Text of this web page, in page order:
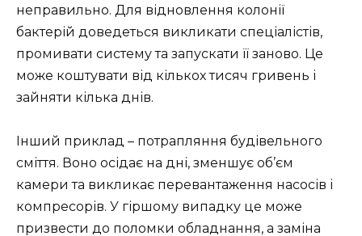
неправильно. Для відновлення колонії
бактерій доведеться викликати спеціалістів,
промивати систему та запускати її заново. Це
може коштувати від кількох тисяч гривень і
зайняти кілька днів.
Інший приклад – потрапляння будівельного
сміття. Воно осідає на дні, зменшує об’єм
камери та викликає перевантаження насосів і
компресорів. У гіршому випадку це може
призвести до поломки обладнання, а заміна